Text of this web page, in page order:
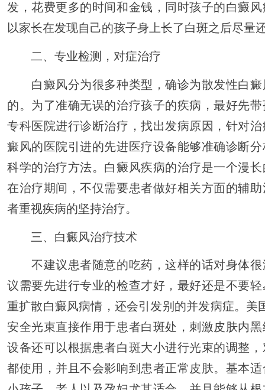
发，花费更多的时间和金钱，同时孩子的白癜
以家长在发现自己的孩子身上长了白斑之后尽量
二、专业检测，对症治疗
白癜风分为很多种类型，确诊为散发性白癜
的。为了准确无误的治疗孩子的疾病，最好先
专科医院进行诊断治疗，找出发病原因，针对
癜风的医院引进的先进医疗设备能够准确诊断
科学的治疗方法。白癜风疾病的治疗是一个漫
在治疗期间，不仅需要患者做好相关方面的辅
者重视疾病的坚持治疗。
三、白癜风治疗技术
不建议患者随意的吃药，这样的话对身体很
议需要先进行专业的检查才好，最好还是不要
重扩散白癜风病情，还会引发别的并发病症。美
安全光束直接作用于患者白斑处，刺激皮肤内
设备还可以根据患者白斑大小进行光束的调整
都使用，并且不会影响到患者正常皮肤。基本